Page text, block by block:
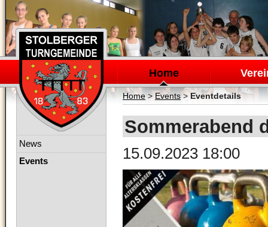
Navigation
überspringen
Home
Home> Events> Eventdetails
Sommerabend
15.09.2023 18:00
Navigation
News
Events